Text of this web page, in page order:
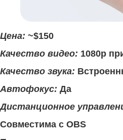
Цена: ~$150
Качество видео: 1080p
Качество звука:
Автофокус: Да
Дистанционное
Совместима с OBS